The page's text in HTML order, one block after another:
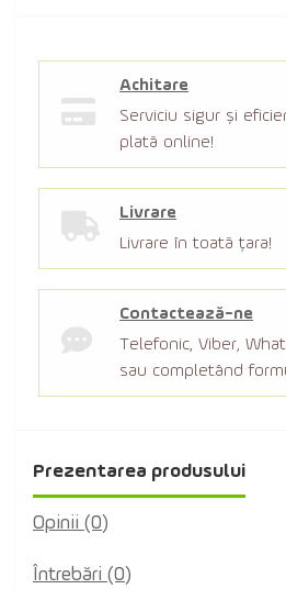
Achitare
Serviciu sigur şi
plată online!
Livrare
Livrare în toată țara!
Contactează-ne
Telefonic, Viber,
sau completând
Prezentarea produsului
Opinii (0)
Întrebări (0)